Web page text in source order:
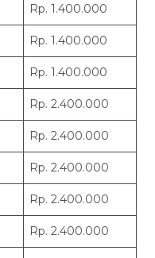
Rp. 1.400.000
Rp. 1.400.000
Rp. 1.400.000
Rp. 2.400.000
Rp. 2.400.000
Rp. 2.400.000
Rp. 2.400.000
Rp. 2.400.000